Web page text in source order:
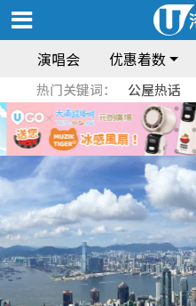
演唱会 优惠着数
热门关键词： 公屋热话